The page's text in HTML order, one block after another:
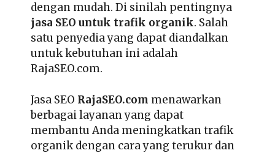
dengan mudah. Di sinilah pentingnya
jasa SEO untuk trafik organik. Salah
satu penyedia yang dapat diandalkan
untuk kebutuhan ini adalah
RajaSEO.com.
Jasa SEO RajaSEO.com menawarkan
berbagai layanan yang dapat
membantu Anda meningkatkan trafik
organik dengan cara yang terukur dan